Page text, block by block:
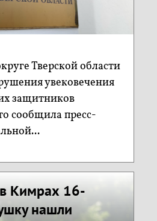
Тверской области
увековечения
защитников
сообщила пресс-
Кимрах 16-
нашли